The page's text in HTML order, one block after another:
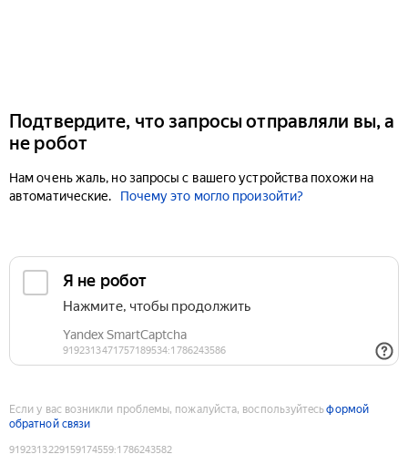
Подтвердите, что запросы отправляли вы, а
не робот
Нам очень жаль, но запросы с вашего устройства похожи на
автоматические.
Почему это могло произойти?
Если у вас возникли проблемы, пожалуйста, воспользуйтесьформой
обратной связи
9192313229159174559:1786243582